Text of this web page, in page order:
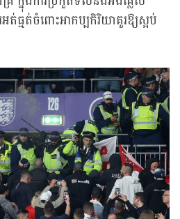
ត់ធ្មត់ចំពោះអាកប្បកិរិយាគួរឱ្យស្អប់